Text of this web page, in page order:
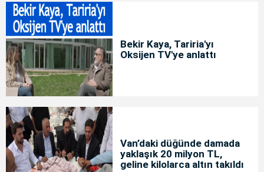
Bekir Kaya, Tariria'yı
Oksijen TV'ye anlattı
Van’daki düğünde damada
yaklaşık 20 milyon TL,
geline kilolarca altın takıldı